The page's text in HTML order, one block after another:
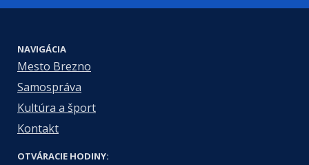
NAVIGÁCIA
Mesto Brezno
Samospráva
Kultúra a šport
Kontakt
OTVÁRACIE HODINY: